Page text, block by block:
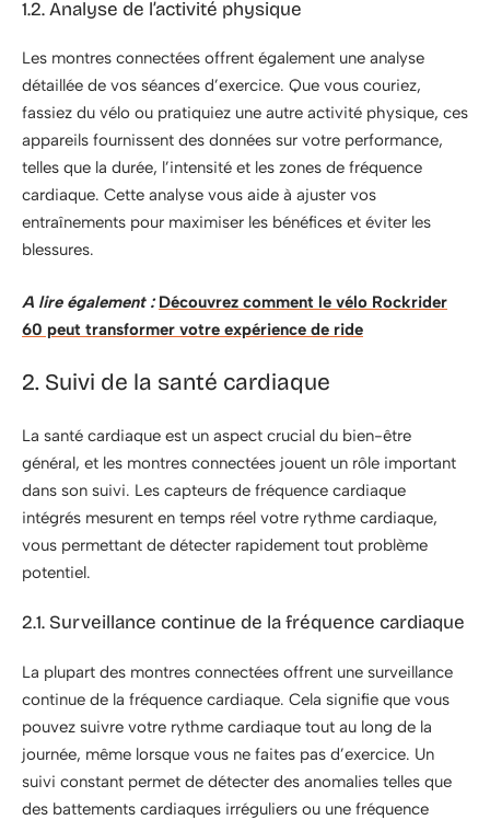
1.2. Analyse de l’activité physique
Les montres connectées offrent également une analyse
détaillée de vos séances d’exercice. Que vous couriez,
fassiez du vélo ou pratiquiez une autre activité physique, ces
appareils fournissent des données sur votre performance,
telles que la durée, l’intensité et les zones de fréquence
cardiaque. Cette analyse vous aide à ajuster vos
entraînements pour maximiser les bénéfices et éviter les
blessures.
A lire également : Découvrez comment le vélo Rockrider
60 peut transformer votre expérience de ride
2. Suivi de la santé cardiaque
La santé cardiaque est un aspect crucial du bien-être
général, et les montres connectées jouent un rôle important
dans son suivi. Les capteurs de fréquence cardiaque
intégrés mesurent en temps réel votre rythme cardiaque,
vous permettant de détecter rapidement tout problème
potentiel.
2.1. Surveillance continue de la fréquence cardiaque
La plupart des montres connectées offrent une surveillance
continue de la fréquence cardiaque. Cela signifie que vous
pouvez suivre votre rythme cardiaque tout au long de la
journée, même lorsque vous ne faites pas d’exercice. Un
suivi constant permet de détecter des anomalies telles que
des battements cardiaques irréguliers ou une fréquence